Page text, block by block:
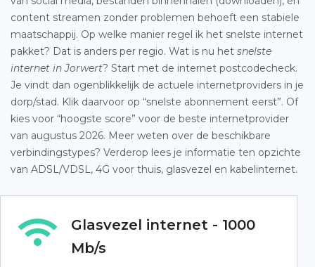
content streamen zonder problemen behoeft een stabiele
maatschappij. Op welke manier regel ik het snelste internet
pakket? Dat is anders per regio. Wat is nu het snelste
internet in Jorwert? Start met de internet postcodecheck.
Je vindt dan ogenblikkelijk de actuele internetproviders in je
dorp/stad. Klik daarvoor op “snelste abonnement eerst”. Of
kies voor “hoogste score” voor de beste internetprovider
van augustus 2026. Meer weten over de beschikbare
verbindingstypes? Verderop lees je informatie ten opzichte
van ADSL/VDSL, 4G voor thuis, glasvezel en kabelinternet.
Glasvezel internet - 1000
Mb/s